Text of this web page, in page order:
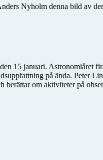
Nyholm denna bild av
15 januari. Astronomiåret
på ända. Peter
om aktiviteter på